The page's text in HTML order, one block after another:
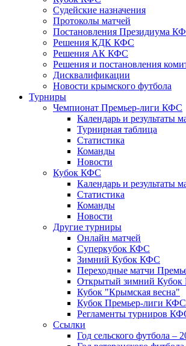
Судейские назначения
Протоколы матчей
Постановления Президиума
Решения КДК КФС
Решения АК КФС
Решения и постановления
Дисквалификации
Новости крымского футбола
Турниры
Чемпионат Премьер-лиги КФС
Календарь и результаты
Турнирная таблица
Статистика
Команды
Новости
Кубок КФС
Календарь и результаты
Статистика
Команды
Новости
Другие турниры
Онлайн матчей
Суперкубок КФС
Зимний Кубок КФС
Переходные матчи
Открытый зимний
Кубок "Крымская весна"
Кубок Премьер-лиги КФС
Регламенты турниров
Ссылки
Год сельского футбола –